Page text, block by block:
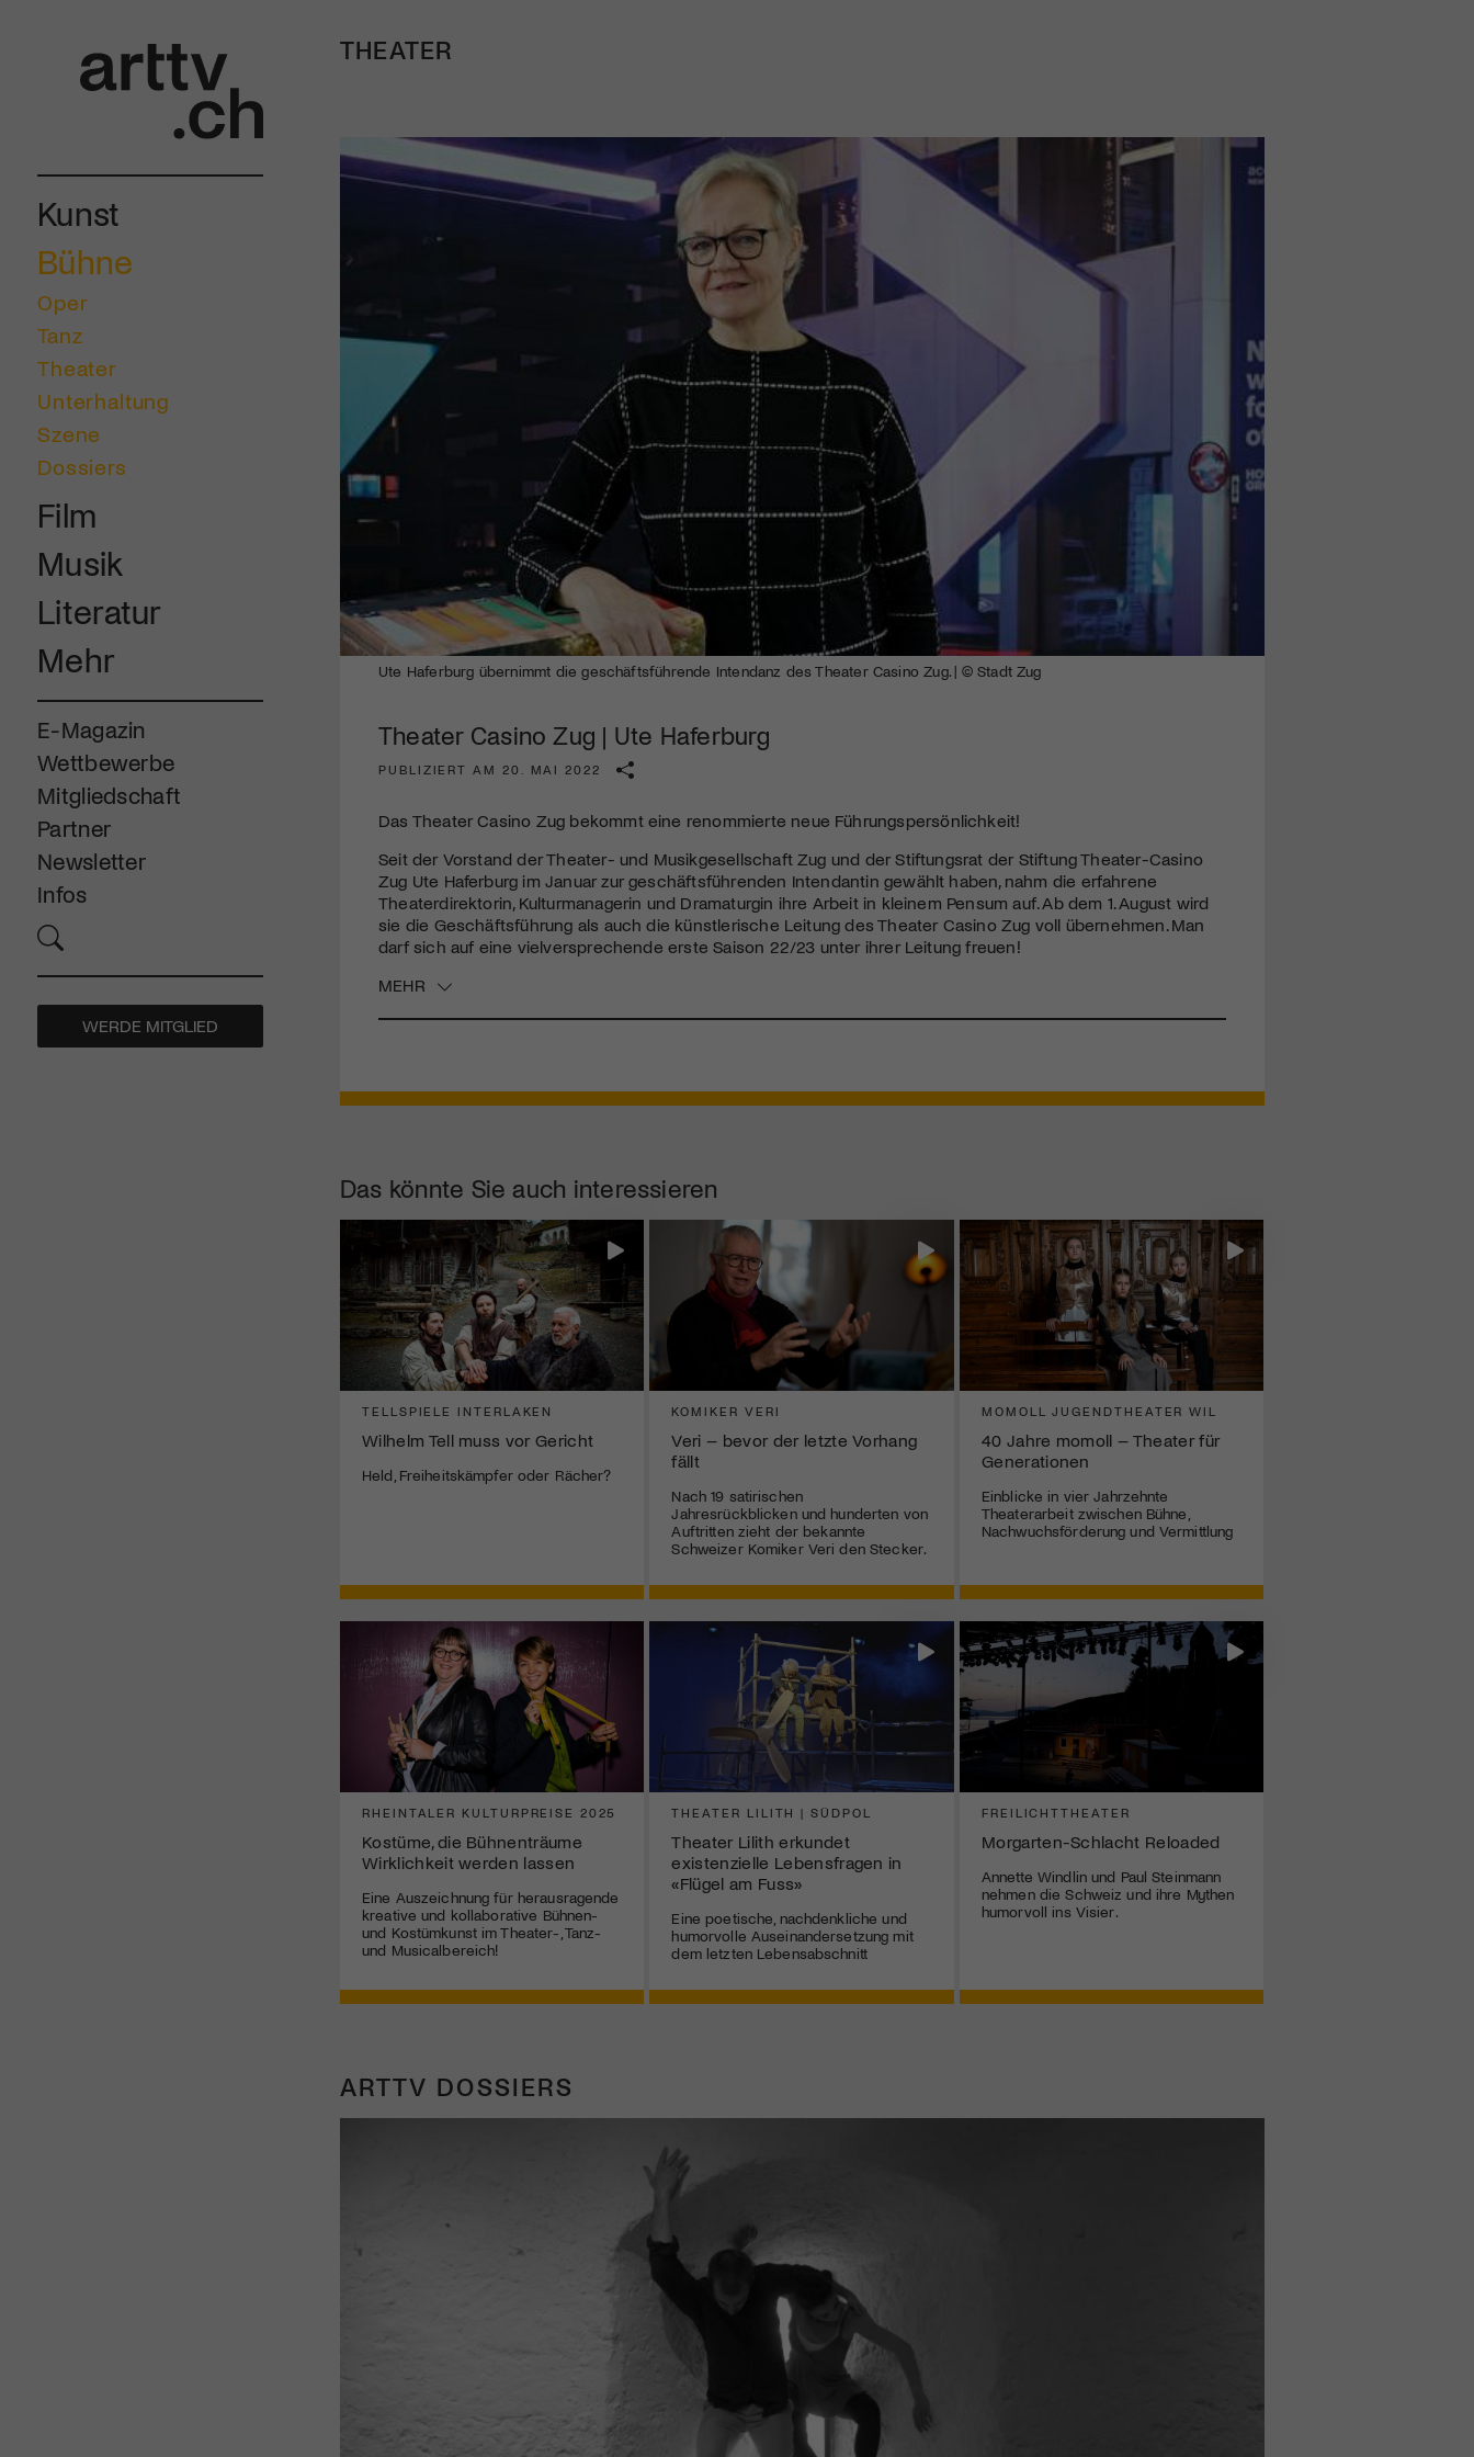
Kunst
Bühne
Oper
Tanz
Theater
Unterhaltung
Szene
Dossiers
Film
Musik
Literatur
Mehr
E-Magazin
Wettbewerbe
Mitgliedschaft
Partner
Newsletter
Infos
WERDE MITGLIED
THEATER
Ute Haferburg übernimmt die geschäftsführende Intendanz des Theater Casino Zug. | © Stadt Zug
Theater Casino Zug | Ute Haferburg
PUBLIZIERT AM 20. MAI 2022
Das Theater Casino Zug bekommt eine renommierte neue Führungspersönlichkeit!
Seit der Vorstand der Theater- und Musikgesellschaft Zug und der Stiftungsrat der Stiftung Theater-Casino
Zug Ute Haferburg im Januar zur geschäftsführenden Intendantin gewählt haben, nahm die erfahrene
Theaterdirektorin, Kulturmanagerin und Dramaturgin ihre Arbeit in kleinem Pensum auf. Ab dem 1. August wird
sie die Geschäftsführung als auch die künstlerische Leitung des Theater Casino Zug voll übernehmen. Man
darf sich auf eine vielversprechende erste Saison 22/23 unter ihrer Leitung freuen!
MEHR
Das könnte Sie auch interessieren
TELLSPIELE INTERLAKEN
Wilhelm Tell muss vor Gericht
Held, Freiheitskämpfer oder Rächer?
KOMIKER VERI
Veri – bevor der letzte Vorhang
fällt
Nach 19 satirischen
Jahresrückblicken und hunderten von
Auftritten zieht der bekannte
Schweizer Komiker Veri den Stecker.
MOMOLL JUGENDTHEATER WIL
40 Jahre momoll – Theater für
Generationen
Einblicke in vier Jahrzehnte
Theaterarbeit zwischen Bühne,
Nachwuchsförderung und Vermittlung
RHEINTALER KULTURPREISE 2025
Kostüme, die Bühnenträume
Wirklichkeit werden lassen
Eine Auszeichnung für herausragende
kreative und kollaborative Bühnen-
und Kostümkunst im Theater-, Tanz-
und Musicalbereich!
THEATER LILITH | SÜDPOL
Theater Lilith erkundet
existenzielle Lebensfragen in
«Flügel am Fuss»
Eine poetische, nachdenkliche und
humorvolle Auseinandersetzung mit
dem letzten Lebensabschnitt
FREILICHTTHEATER
Morgarten-Schlacht Reloaded
Annette Windlin und Paul Steinmann
nehmen die Schweiz und ihre Mythen
humorvoll ins Visier.
ARTTV DOSSIERS
Mach mit: «Be Part of the Art»!
Engagiere dich als Kulturliebhaber:in, Kulturschaffende(r) oder
Kulturinstitution und unterstütze unsere Arbeit.
Mit deiner Mitgliedschaft erhältst du kostenlosen Zugang zu
diversen Kulturevents.
Jetzt Mitglied werden